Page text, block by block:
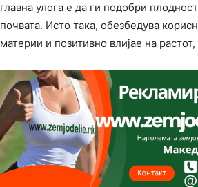
главна улога е да ги подобри
почвата. Исто така, обезбедува
материи и позитивно влијае на